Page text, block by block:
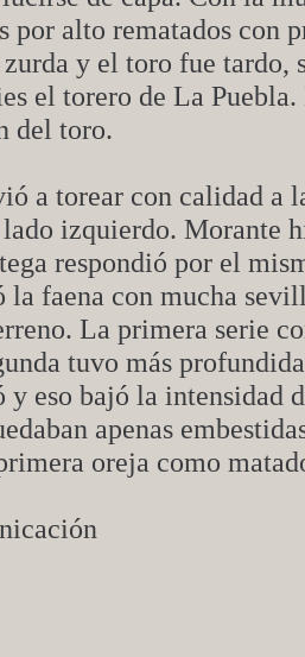
por alto rematados con
y el toro fue tardo,
el torero de La
del toro.
a torear con calidad a
izquierdo. Morante
respondió por el
la faena con mucha
La primera serie
tuvo más
y eso bajó la intensidad
apenas
oreja como